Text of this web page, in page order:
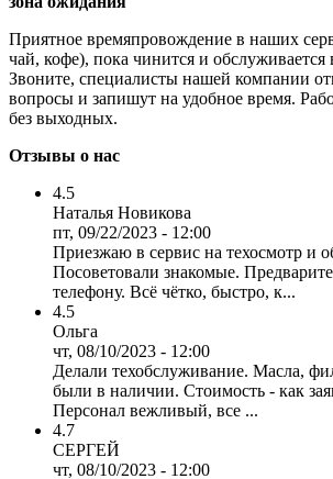
Приятное времяпровождение в наших
чай, кофе), пока чинится и обслуживается
Звоните, специалисты нашей компании
вопросы и запишут на удобное время.
без выходных.
Отзывы о нас
4.5
Наталья Новикова
пт, 09/22/2023 - 12:00
Приезжаю в сервис на техосмотр и
Посоветовали знакомые.
телефону. Всё чётко, быстро, к...
4.5
Ольга
чт, 08/10/2023 - 12:00
Делали техобслуживание. Масла,
были в наличии. Стоимость - как
Персонал вежливый, все ...
4.7
СЕРГЕЙ
чт, 08/10/2023 - 12:00